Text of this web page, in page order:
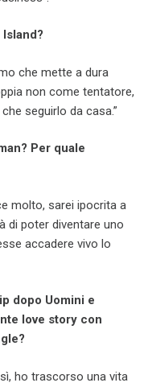
che mette a dura
non come tentatore,
seguirlo da casa.”
Per quale
molto, sarei ipocrita a
di poter diventare uno
accadere vivo lo
dopo Uomini e
love story con
ho trascorso una vita